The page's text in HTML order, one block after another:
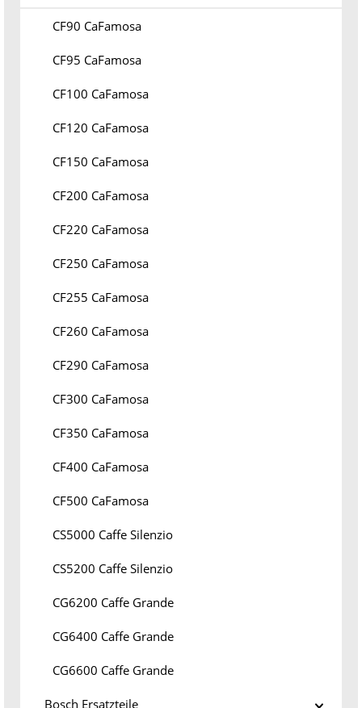
CF90 CaFamosa
CF95 CaFamosa
CF100 CaFamosa
CF120 CaFamosa
CF150 CaFamosa
CF200 CaFamosa
CF220 CaFamosa
CF250 CaFamosa
CF255 CaFamosa
CF260 CaFamosa
CF290 CaFamosa
CF300 CaFamosa
CF350 CaFamosa
CF400 CaFamosa
CF500 CaFamosa
CS5000 Caffe Silenzio
CS5200 Caffe Silenzio
CG6200 Caffe Grande
CG6400 Caffe Grande
CG6600 Caffe Grande
Bosch Ersatzteile